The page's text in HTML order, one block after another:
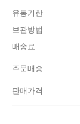
유통기한
보관방법
배송료
주문배송
판매가격